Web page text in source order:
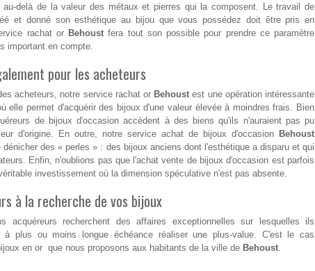
au-delà de la valeur des métaux et pierres qui la composent. Le travail de
et donné son esthétique au bijou que vous possédez doit être pris en
rachat or Behoust fera tout son possible pour prendre ce paramètre
important en compte.
pour les acheteurs
acheteurs, notre service rachat or Behoust est une opération intéressante
elle permet d'acquérir des bijoux d'une valeur élevée à moindres frais. Bien
de bijoux d'occasion accèdent à des biens qu'ils n'auraient pas pu
d'origine. En outre, notre service achat de bijoux d'occasion Behoust
dénicher des « perles » : des bijoux anciens dont l'esthétique a disparu et qui
Enfin, n'oublions pas que l'achat vente de bijoux d'occasion est parfois
investissement où la dimension spéculative n'est pas absente.
à la recherche de vos bijoux
acquéreurs recherchent des affaires exceptionnelles sur lesquelles ils
à plus ou moins longue échéance réaliser une plus-value. C'est le cas
en or que nous proposons aux habitants de la ville de Behoust